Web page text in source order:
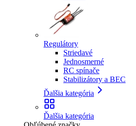
Regulátory
Striedavé
Jednosmerné
RC spínače
Stabilizátory a BEC
Ďalšia kategória
Ďalšia kategória